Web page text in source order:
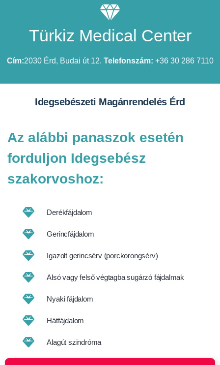
Türkiz Medical Center
Cím:2030 Érd, Budai út 12. Telefonszám: +36 30 286 7110
Idegsebészeti Magánrendelés Érd
Az alábbi panaszok esetén
forduljon Idegsebész
szakorvoshoz:
Derékfájdalom
Gerincfájdalom
Igazolt gerincsérv (porckorongsérv)
Alsó vagy felső végtagba sugárzó fájdalmak
Nyaki fájdalom
Hátfájdalom
Alagút szindróma